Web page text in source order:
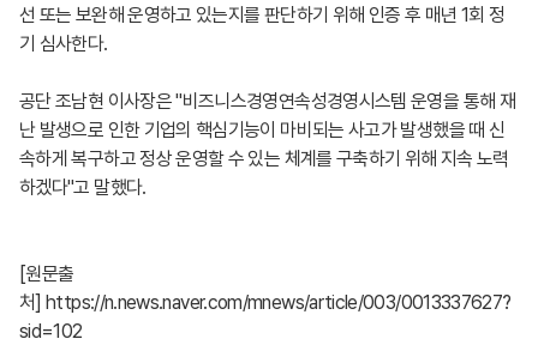
선 또는 보완해 운영하고 있는지를 판단하기 위해 인증 후 매년 1회 정
기 심사한다.
공단 조남현 이사장은 "비즈니스경영연속성경영시스템 운영을 통해 재
난 발생으로 인한 기업의 핵심기능이 마비되는 사고가 발생했을 때 신
속하게 복구하고 정상 운영할 수 있는 체계를 구축하기 위해 지속 노력
하겠다"고 말했다.
[원문출
처] https://n.news.naver.com/mnews/article/003/0013337627?
sid=102